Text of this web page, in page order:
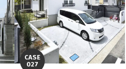
CASE
027